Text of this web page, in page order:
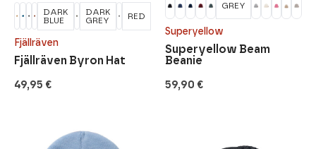
Fjällräven
49,95 €
Fjällräven Byron Hat
DARK
BLUE
DARK
GREY
RED
Superyellow
59,90 €
Superyellow Beam
Beanie
GREY